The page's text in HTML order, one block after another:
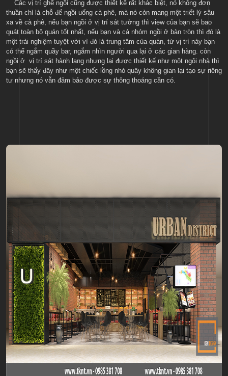
Các vị trí ghế ngồi cũng được thiết kế rất khác biệt, nó không đơn
thuần chỉ là chỗ để ngồi uống cà phê, mà nó còn mang một triết lý sâu
xa về cà phê, nếu bạn ngồi ở vị trí sát tường thì view của bạn sẽ bao
quát toàn bộ quán tốt nhất, nếu bạn và cả nhóm ngồi ở bàn tròn thì đó là
một trải nghiệm tuyệt vời vì đó là trung tâm của quán, từ vị trí này bạn
có thể ngắm quầy bar, ngắm nhìn người qua lại ở các gian hàng. còn
ngồi ở vị trí sát hành lang nhưng lại được thiết kế như một ngôi nhà thì
bạn sẽ thấy đây như một chiếc lồng nhỏ quây không gian lại tạo sự riêng
tư nhưng nó vẫn đảm bảo được sự thông thoáng cần có.